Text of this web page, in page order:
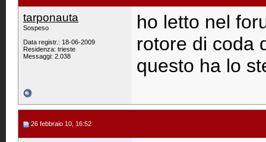
tarponauta
Sospeso
Data registr.: 18-06-2009
Residenza: trieste
Messaggi: 2.038
ho letto nel
rotore di coda
questo ha lo
26 febbraio 10, 16:52